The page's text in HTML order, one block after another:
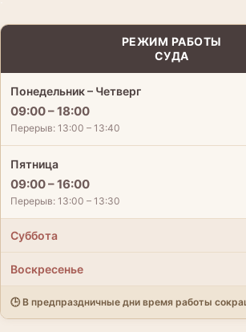
РЕЖИМ РАБОТЫ
СУДА
Понедельник – Четверг
09:00 – 18:00
Перерыв: 13:00 – 13:40
Пятница
09:00 – 16:00
Перерыв: 13:00 – 13:30
Суббота
Воскресенье
🕒 В предпраздничные дни время работы